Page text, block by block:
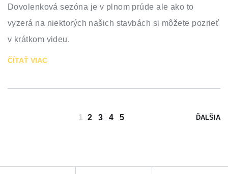
Dovolenková sezóna je v plnom prúde ale ako to
vyzerá na niektorých našich stavbách si môžete pozrieť
v krátkom videu.
ČÍTAŤ VIAC
1 2 3 4 5 ĎALŠIA